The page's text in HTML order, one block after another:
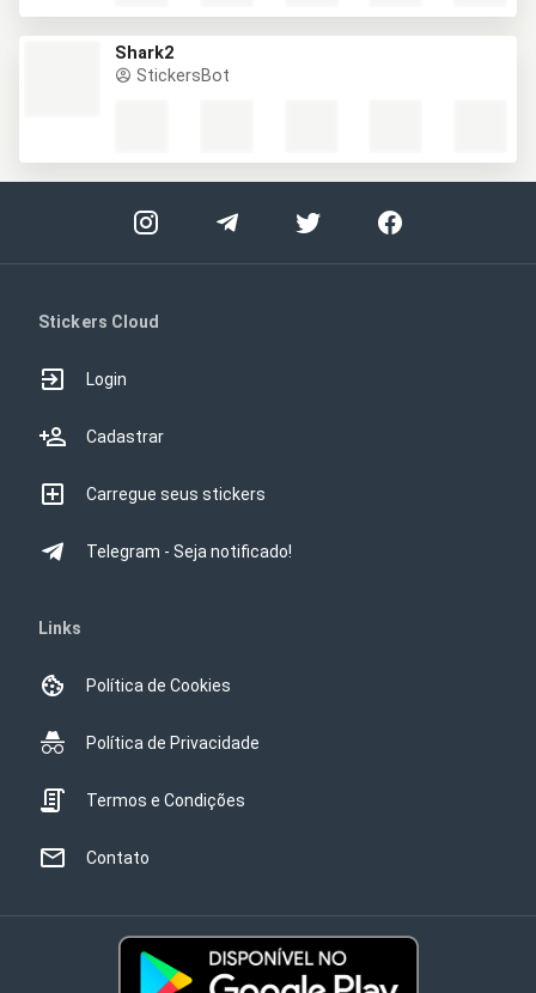
Shark2
StickersBot
Stickers Cloud
Login
Cadastrar
Carregue seus stickers
Telegram - Seja notificado!
Links
Política de Cookies
Política de Privacidade
Termos e Condições
Contato